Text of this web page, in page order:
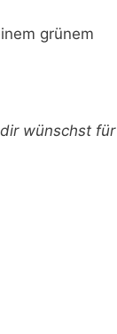
grünem
wünschst für